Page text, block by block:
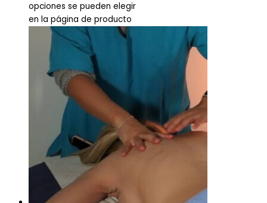
opciones se pueden elegir
en la página de producto